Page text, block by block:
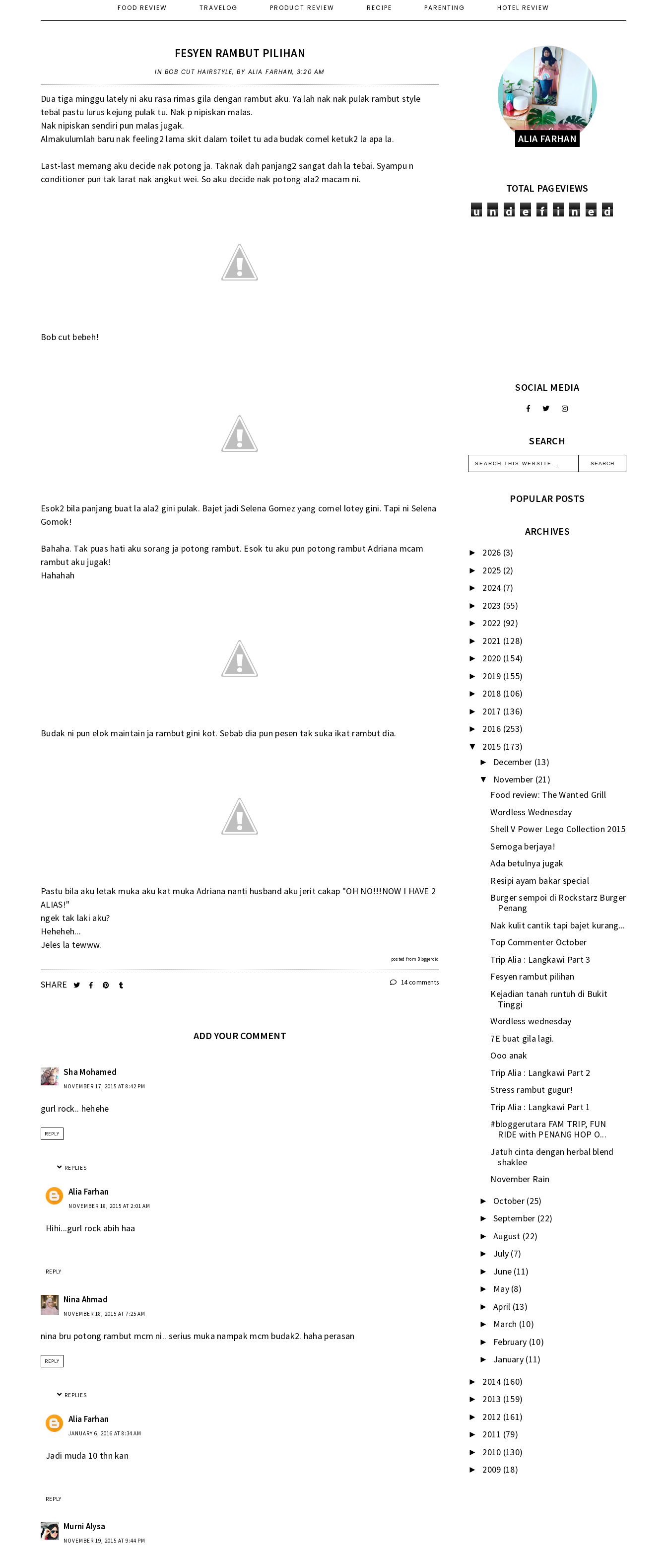
FOOD REVIEW TRAVELOG PRODUCT REVIEW RECIPE PARENTING HOTEL REVIEW
FESYEN RAMBUT PILIHAN
IN BOB CUT HAIRSTYLE,BY ALIA FARHAN,3:20 AM
Dua tiga minggu lately ni aku rasa rimas gila dengan rambut aku. Ya lah nak nak pulak rambut style
tebal pastu lurus kejung pulak tu. Nak p nipiskan malas.
Nak nipiskan sendiri pun malas jugak.
Almakulumlah baru nak feeling2 lama skit dalam toilet tu ada budak comel ketuk2 la apa la.
Last-last memang aku decide nak potong ja. Taknak dah panjang2 sangat dah la tebai. Syampu n
conditioner pun tak larat nak angkut wei. So aku decide nak potong ala2 macam ni.
Bob cut bebeh!
Esok2 bila panjang buat la ala2 gini pulak. Bajet jadi Selena Gomez yang comel lotey gini. Tapi ni Selena
Gomok!
Bahaha. Tak puas hati aku sorang ja potong rambut. Esok tu aku pun potong rambut Adriana mcam
rambut aku jugak!
Hahahah
Budak ni pun elok maintain ja rambut gini kot. Sebab dia pun pesen tak suka ikat rambut dia.
Pastu bila aku letak muka aku kat muka Adriana nanti husband aku jerit cakap "OH NO!!!NOW I HAVE 2
ALIAS!"
ngek tak laki aku?
Heheheh...
Jeles la tewww.
posted from Bloggeroid
SHARE 14 comments
ADD YOUR COMMENT
Sha Mohamed
NOVEMBER 17, 2015 AT 8:42 PM
gurl rock.. hehehe
REPLY
REPLIES
Alia Farhan
NOVEMBER 18, 2015 AT 2:01 AM
Hihi...gurl rock abih haa
REPLY
Nina Ahmad
NOVEMBER 18, 2015 AT 7:25 AM
nina bru potong rambut mcm ni.. serius muka nampak mcm budak2. haha perasan
REPLY
REPLIES
Alia Farhan
JANUARY 6, 2016 AT 8:34 AM
Jadi muda 10 thn kan
REPLY
Murni Alysa
NOVEMBER 19, 2015 AT 9:44 PM
ALIA FARHAN
TOTAL PAGEVIEWS
u n d e f i n e d
SOCIAL MEDIA
SEARCH
POPULAR POSTS
ARCHIVES
► 2026 (3)
► 2025 (2)
► 2024 (7)
► 2023 (55)
► 2022 (92)
► 2021 (128)
► 2020 (154)
► 2019 (155)
► 2018 (106)
► 2017 (136)
► 2016 (253)
▼ 2015 (173)
► December (13)
▼ November (21)
Food review: The Wanted Grill
Wordless Wednesday
Shell V Power Lego Collection 2015
Semoga berjaya!
Ada betulnya jugak
Resipi ayam bakar special
Burger sempoi di Rockstarz Burger
Penang
Nak kulit cantik tapi bajet kurang...
Top Commenter October
Trip Alia : Langkawi Part 3
Fesyen rambut pilihan
Kejadian tanah runtuh di Bukit
Tinggi
Wordless wednesday
7E buat gila lagi.
Ooo anak
Trip Alia : Langkawi Part 2
Stress rambut gugur!
Trip Alia : Langkawi Part 1
#bloggerutara FAM TRIP, FUN
RIDE with PENANG HOP O...
Jatuh cinta dengan herbal blend
shaklee
November Rain
► October (25)
► September (22)
► August (22)
► July (7)
► June (11)
► May (8)
► April (13)
► March (10)
► February (10)
► January (11)
► 2014 (160)
► 2013 (159)
► 2012 (161)
► 2011 (79)
► 2010 (130)
► 2009 (18)